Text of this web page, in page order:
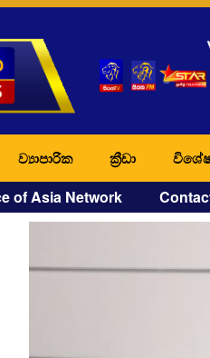
ව්‍යාපාරික ක්‍රීඩා
of Asia Network